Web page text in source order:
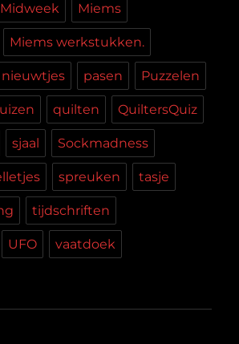
Midweek Miems
Miems werkstukken.
nieuwtjes pasen Puzzelen
quilten QuiltersQuiz
sjaal Sockmadness
spreuken tasje
tijdschriften
UFO vaatdoek